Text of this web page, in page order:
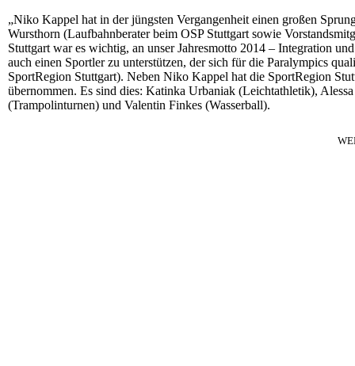
„Niko Kappel hat in der jüngsten Vergangenheit einen großen
Wursthorn (Laufbahnberater beim OSP Stuttgart sowie
Stuttgart war es wichtig, an unser Jahresmotto 2014 – Integration
auch einen Sportler zu unterstützen, der sich für die Paralympics
SportRegion Stuttgart). Neben Niko Kappel hat die SportRegion
übernommen. Es sind dies: Katinka Urbaniak (Leichtathletik),
(Trampolinturnen) und Valentin Finkes (Wasserball).